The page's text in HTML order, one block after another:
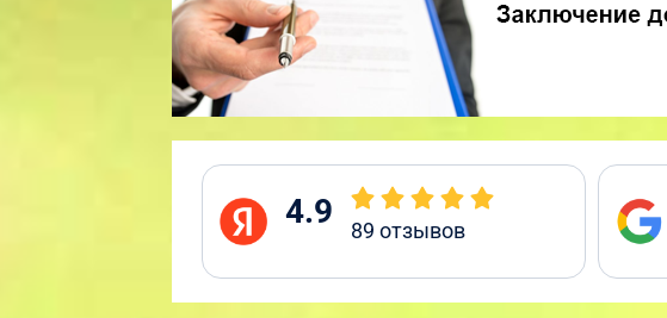
4.9 89 отзывов